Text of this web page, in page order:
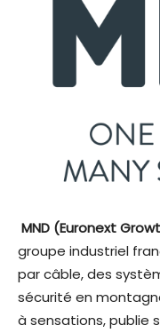
MND (Euronext
groupe industriel
par câble, des
sécurité en
à sensations, publie